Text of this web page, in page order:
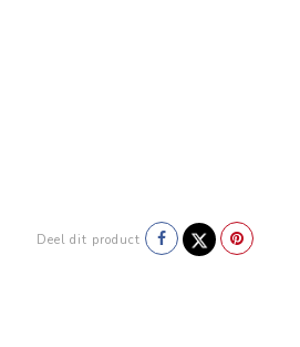
Deel dit product